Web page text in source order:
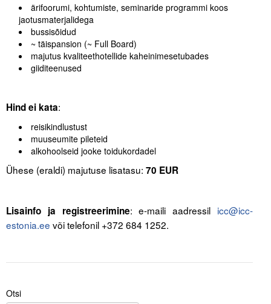
ärifoorumi, kohtumiste, seminaride programmi koos
jaotusmaterjalidega
bussisõidud
~ täispansion (~ Full Board)
majutus kvaliteethotellide kaheinimesetubades
giiditeenused
Hind ei kata:
reisikindlustust
muuseumite pileteid
alkohoolseid jooke toidukordadel
Ühese (eraldi) majutuse lisatasu: 70 EUR
Lisainfo ja registreerimine: e-maili aadressil icc@icc-
estonia.ee või telefonil +372 684 1252.
Otsi